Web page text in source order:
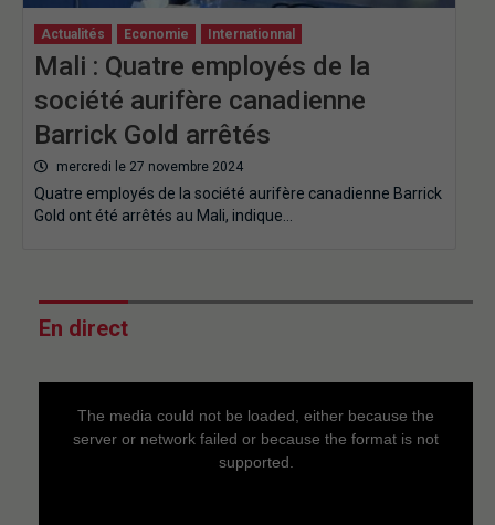
Actualités Economie Internationnal
Mali : Quatre employés de la
société aurifère canadienne
Barrick Gold arrêtés
mercredi le 27 novembre 2024
Quatre employés de la société aurifère canadienne Barrick
Gold ont été arrêtés au Mali, indique…
En direct
The media could not be loaded, either because the
server or network failed or because the format is not
supported.